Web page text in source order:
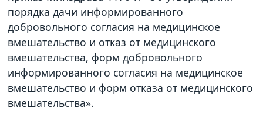
порядка дачи информированного
добровольного согласия на медицинское
вмешательство и отказ от медицинского
вмешательства, форм добровольного
информированного согласия на медицинское
вмешательство и форм отказа от медицинского
вмешательства».